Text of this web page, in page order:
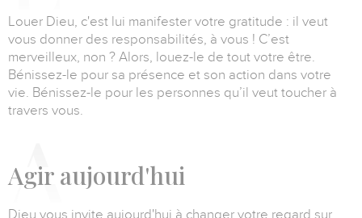
Louer Dieu, c'est lui manifester votre gratitude : il veut
vous donner des responsabilités, à vous ! C’est
merveilleux, non ? Alors, louez-le de tout votre être.
Bénissez-le pour sa présence et son action dans votre
vie. Bénissez-le pour les personnes qu’il veut toucher à
travers vous.
Agir aujourd'hui
Dieu vous invite aujourd'hui à changer votre regard sur